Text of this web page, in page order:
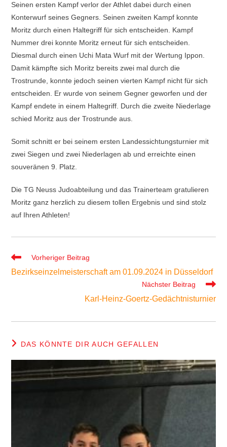
Seinen ersten Kampf verlor der Athlet dabei durch einen
Konterwurf seines Gegners. Seinen zweiten Kampf konnte
Moritz durch einen Haltegriff für sich entscheiden. Kampf
Nummer drei konnte Moritz erneut für sich entscheiden.
Diesmal durch einen Uchi Mata Wurf mit der Wertung Ippon.
Damit kämpfte sich Moritz bereits zwei mal durch die
Trostrunde, konnte jedoch seinen vierten Kampf nicht für sich
entscheiden. Er wurde von seinem Gegner geworfen und der
Kampf endete in einem Haltegriff. Durch die zweite Niederlage
schied Moritz aus der Trostrunde aus.
Somit schnitt er bei seinem ersten Landessichtungsturnier mit
zwei Siegen und zwei Niederlagen ab und erreichte einen
souveränen 9. Platz.
Die TG Neuss Judoabteilung und das Trainerteam gratulieren
Moritz ganz herzlich zu diesem tollen Ergebnis und sind stolz
auf Ihren Athleten!
Weitere
ansehen
Vorheriger Beitrag
Bezirkseinzelmeisterschaft am 01.09.2024 in Düsseldorf
Nächster Beitrag
Karl-Heinz-Goertz-Gedächtnisturnier
DAS KÖNNTE DIR AUCH GEFALLEN